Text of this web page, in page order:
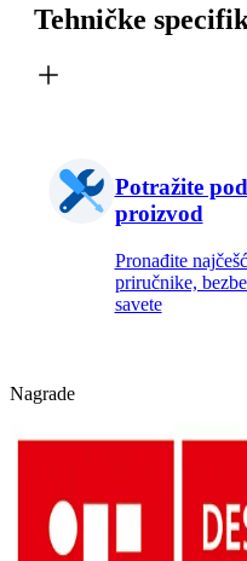
Tehničke
Potražite
proizvod
Pronađite
priručnike,
savete
Nagrade